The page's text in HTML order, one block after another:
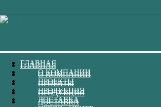
ГЛАВНАЯ
О КОМПАНИИ
ПРОЕКТЫ
ПРОДУКЦИЯ
ДОСТАВКА
ГЛАВНАЯ
О КОМПАНИИ
ПРОЕКТЫ
ПРОДУКЦИЯ
ДОСТАВКА